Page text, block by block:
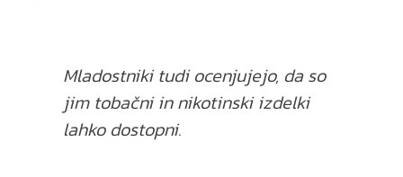
Mladostniki tudi ocenjujejo, da so
jim tobačni in nikotinski izdelki
lahko dostopni.